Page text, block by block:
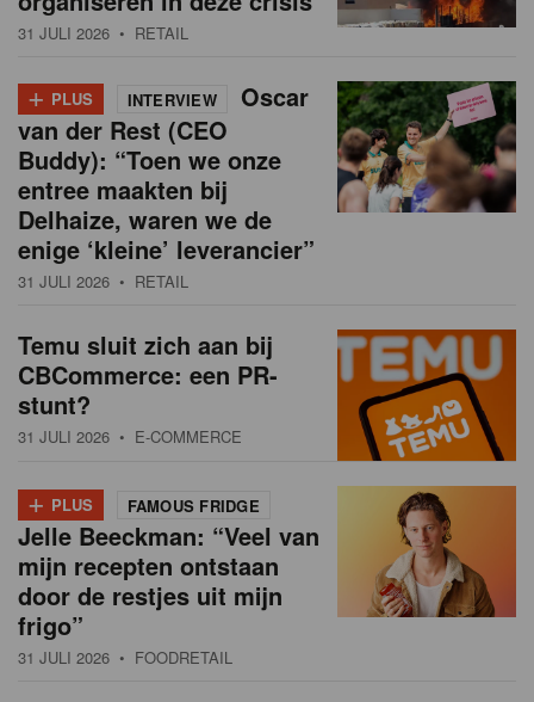
31 JULI 2026 • RETAIL
+ PLUS INTERVIEW
Oscar
van der Rest (CEO
Buddy): “Toen we onze
entree maakten bij
Delhaize, waren we de
enige ‘kleine’ leverancier”
31 JULI 2026 • RETAIL
Temu sluit zich aan bij
CBCommerce: een PR-
stunt?
31 JULI 2026 • E-COMMERCE
+ PLUS FAMOUS FRIDGE
Jelle Beeckman: “Veel van
mijn recepten ontstaan
door de restjes uit mijn
frigo”
31 JULI 2026 • FOODRETAIL